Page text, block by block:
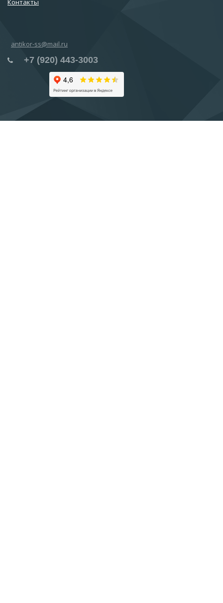
Контакты
antikor-ss@mail.ru
+7 (920) 443-3003